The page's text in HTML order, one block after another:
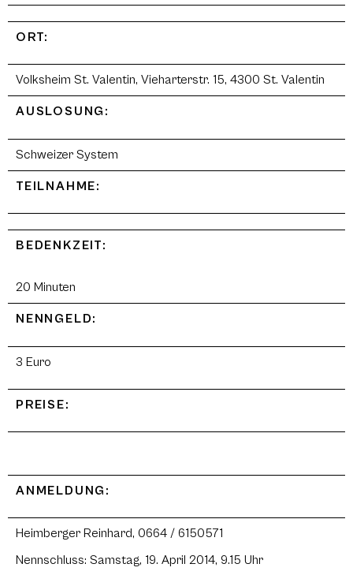
ORT:
Volksheim St. Valentin, Vieharterstr. 15, 4300 St. Valentin
AUSLOSUNG:
Schweizer System
TEILNAHME:
BEDENKZEIT:
20 Minuten
NENNGELD:
3 Euro
PREISE:
ANMELDUNG:
Heimberger Reinhard, 0664 / 6150571
Nennschluss: Samstag, 19. April 2014, 9.15 Uhr